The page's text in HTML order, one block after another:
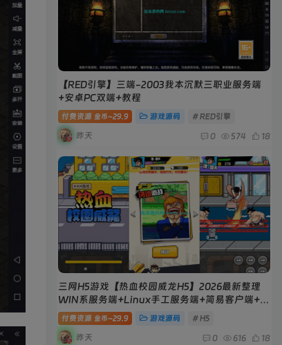
【RED引擎】三端-2003我本沉默三职业服务端
+安卓PC双端+教程
付费资源 金币~29.9 游戏源码 # RED引擎
昨天 0 574 18
三网H5游戏【热血校园威龙H5】2026最新整理
WIN系服务端+Linux手工服务端+简易客户端+教
程
付费资源 金币~29.9 游戏源码 # H5
昨天 0 616 18